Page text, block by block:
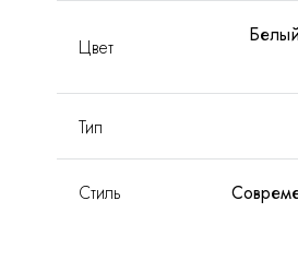
Контакты
Акции
Цвет
Тип
Стиль